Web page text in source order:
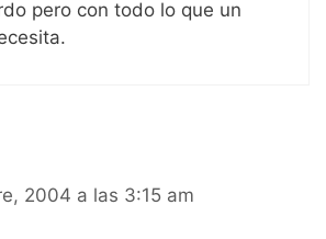
pero con todo lo que un
2004 a las 3:15 am